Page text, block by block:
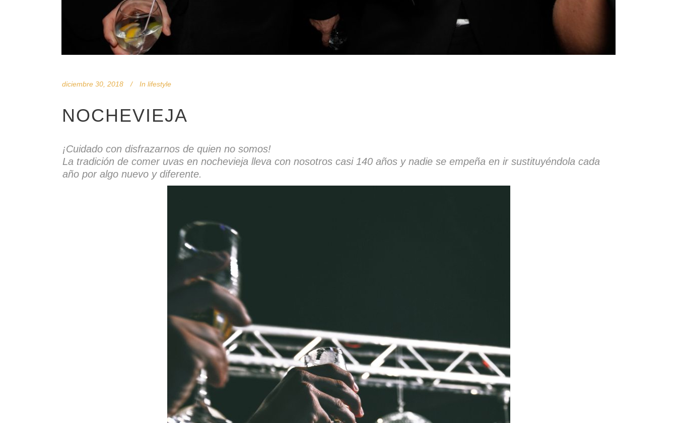
diciembre 30, 2018 In lifestyle
NOCHEVIEJA
¡Cuidado con disfrazarnos de quien no somos!
La tradición de comer uvas en nochevieja lleva con nosotros casi 140 años y nadie se empeña en ir sustituyéndola cada
año por algo nuevo y diferente.